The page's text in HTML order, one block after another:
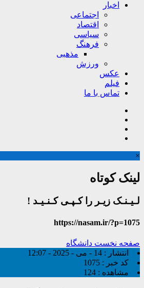
اخبار
اجتماعی
اقتصاد
سیاسی
فرهنگ
مذهبی
ورزش
عکس
فیلم
تماس با ما
×
لینک کوتاه
لـیـنـک زیـر را کـپـی کـنـیـد !
https://nasam.ir/?p=1075
صفحه نخست دانشگاه
انتشار : 14 - می - 2025 - 12:07
کد خبر : 1075
مشاهده : 124